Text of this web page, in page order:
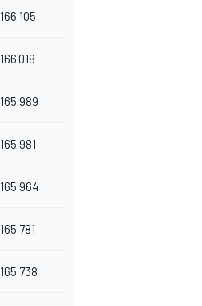
166.105
166.018
165.989
165.981
165.964
165.781
165.738